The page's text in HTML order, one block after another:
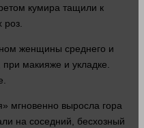
кумира тащили к
женщины среднего и
макияже и укладке.
мгновенно выросла гора
на соседний, бесхозный